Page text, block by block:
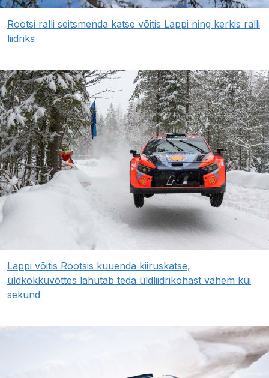
Rootsi ralli seitsmenda katse võitis Lappi ning kerkis ralli
liidriks
Lappi võitis Rootsis kuuenda kiiruskatse,
üldkokkuvõttes lahutab teda üldliidrikohast vähem kui
sekund